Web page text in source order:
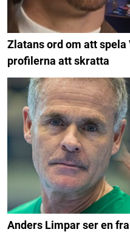
Zlatans ord om att
profilerna att skratta
Anders Limpar ser en